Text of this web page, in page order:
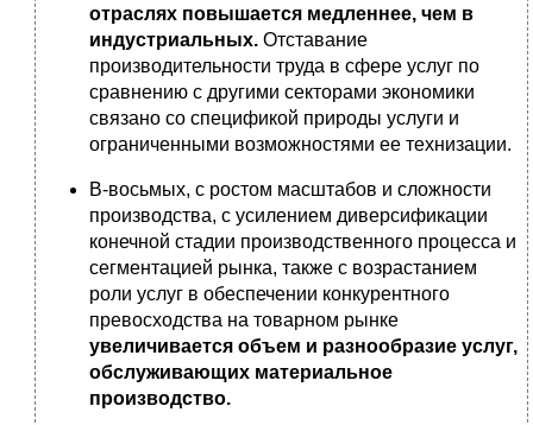
отраслях повышается медленнее, чем в
индустриальных. Отставание
производительности труда в сфере услуг по
сравнению с другими секторами экономики
связано со спецификой природы услуги и
ограниченными возможностями ее технизации.
В-восьмых, с ростом масштабов и сложности
производства, с усилением диверсификации
конечной стадии производственного процесса и
сегментацией рынка, также с возрастанием
роли услуг в обеспечении конкурентного
превосходства на товарном рынке
увеличивается объем и разнообразие услуг,
обслуживающих материальное
производство.